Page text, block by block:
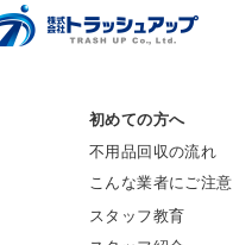
初めての方へ
不用品回収の流れ
こんな業者にご注意
スタッフ教育